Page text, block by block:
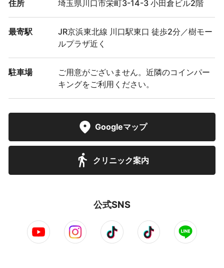
住所 埼玉県川口市栄町3-14-3 小田倉ビル2階
最寄駅
JR京浜東北線 川口駅東口 徒歩2分／樹モー
ルプラザ近く
駐車場
ご用意がございません。近隣のコインパー
キングをご利用ください。
Googleマップ
クリニック案内
公式SNS